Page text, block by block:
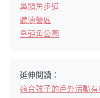
鼻頭角步道
聽濤營區
鼻頭角公園
適合孩子的戶外活動有